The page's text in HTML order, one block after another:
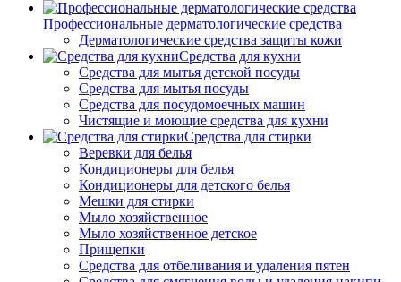
Профессиональные дерматологические средства
Дерматологические средства защиты кожи
Средства для кухни
Средства для мытья детской посуды
Средства для мытья посуды
Средства для посудомоечных машин
Чистящие и моющие средства для кухни
Средства для стирки
Веревки для белья
Кондиционеры для белья
Кондиционеры для детского белья
Мешки для стирки
Мыло хозяйственное
Мыло хозяйственное детское
Прищепки
Средства для отбеливания и удаления пятен